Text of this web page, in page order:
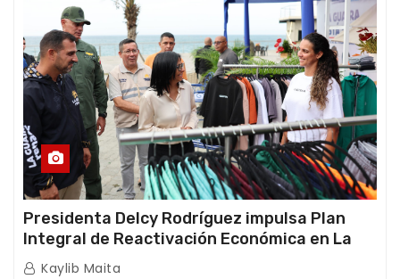
Presidenta Delcy Rodríguez impulsa Plan
Integral de Reactivación Económica en La
Guaira
Kaylib Maita